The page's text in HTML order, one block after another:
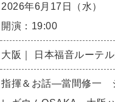
2026年6月17日（水）
開演：19:00
大阪｜ 日本福音ルーテ
指揮＆お話―當間修一